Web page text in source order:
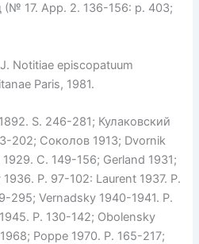
(№ 17. Арр. 2. 136-156: р. 403;
Notitiae episcopatuum
Paris, 1981.
S. 246-281; Кулаковский
202; Соколов 1913; Dvornik
С. 149-156; Gerland 1931;
P. 97-102: Laurent 1937. P.
295; Vernadsky 1940-1941. P.
P. 130-142; Obolensky
Poppe 1970. P. 165-217;